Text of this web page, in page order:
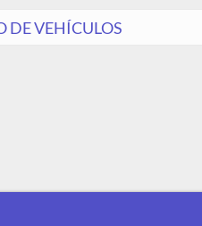
DE VEHÍCULOS